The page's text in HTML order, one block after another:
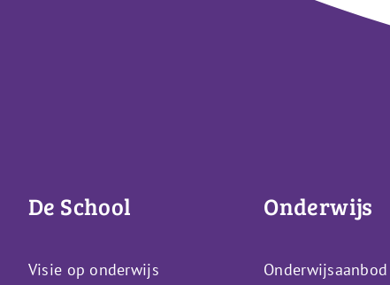
De School
Visie op onderwijs
Onderwijs
Onderwijsaanbod